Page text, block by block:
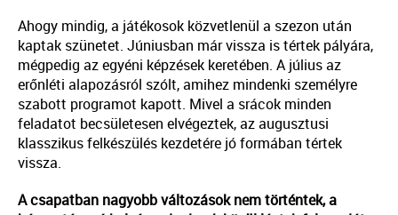
Ahogy mindig, a játékosok közvetlenül a szezon után
kaptak szünetet. Júniusban már vissza is tértek pályára,
mégpedig az egyéni képzések keretében. A július az
erőnléti alapozásról szólt, amihez mindenki személyre
szabott programot kapott. Mivel a srácok minden
feladatot becsületesen elvégeztek, az augusztusi
klasszikus felkészülés kezdetére jó formában tértek
vissza.
A csapatban nagyobb változások nem történtek, a